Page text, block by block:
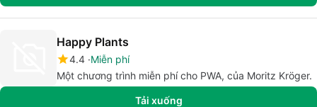
Happy Plants
4.4 Miễn phí
Một chương trình miễn phí cho PWA, của Moritz Kröger.
Tải xuống